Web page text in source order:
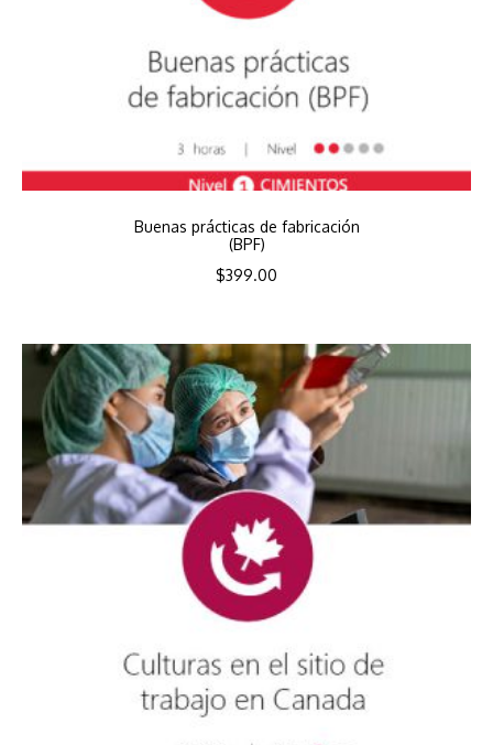
Buenas prácticas de fabricación
(BPF)
$399.00